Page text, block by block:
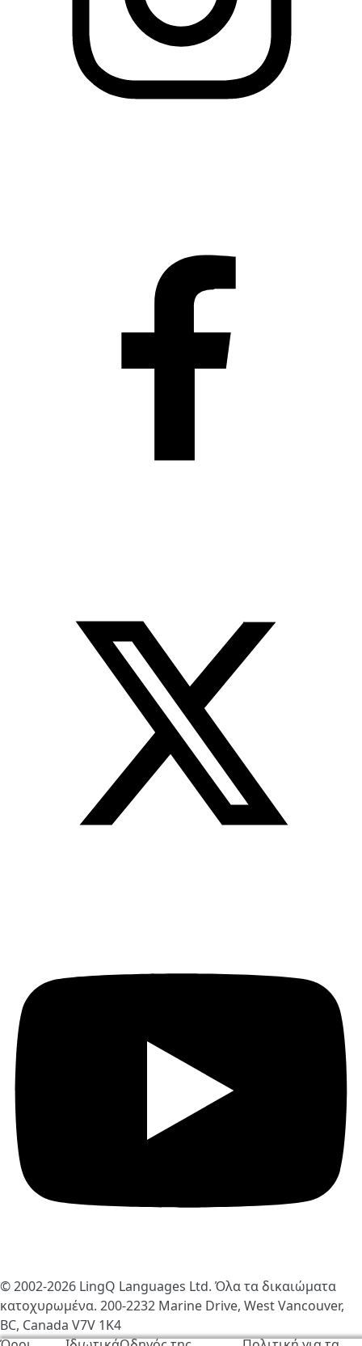
© 2002-2026 LingQ Languages Ltd. Όλα τα δικαιώματα
κατοχυρωμένα. 200-2232 Marine Drive, West Vancouver,
BC, Canada V7V 1K4